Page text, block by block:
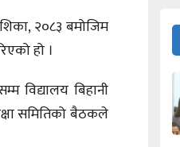
२०८३ बमोजिम
हो ।
विद्यालय बिहानी
समितिको बैठकले